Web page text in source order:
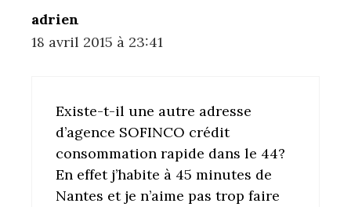
adrien
18 avril 2015 à 23:41
Existe-t-il une autre adresse
d’agence SOFINCO crédit
consommation rapide dans le 44?
En effet j’habite à 45 minutes de
Nantes et je n’aime pas trop faire